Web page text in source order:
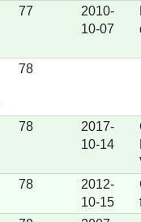
77
2010-
10-07
78
78
2017-
10-14
78
2012-
10-15